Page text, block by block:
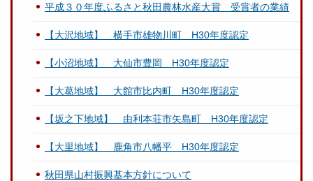
平成３０年度ふるさと秋田農林水産大賞 受賞者の業績
【大沢地域】 横手市雄物川町 H30年度認定
【小沼地域】 大仙市豊岡 H30年度認定
【大葛地域】 大館市比内町 H30年度認定
【坂之下地域】 由利本荘市矢島町 H30年度認定
【大里地域】 鹿角市八幡平 H30年度認定
秋田県山村振興基本方針について